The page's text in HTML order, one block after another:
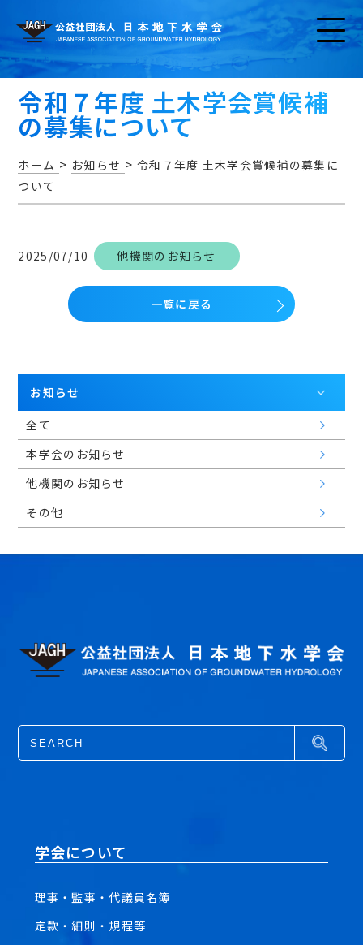
お知らせ
アクセス・問い合わせ
日本語
令和７年度 土木学会賞候補
の募集について
ホーム > お知らせ >令和７年度 土木学会賞候補の募集に
ついて
2025/07/10 他機関のお知らせ
一覧に戻る
お知らせ
全て
本学会のお知らせ
他機関のお知らせ
その他
学会について
理事・監事・代議員名簿
定款・細則・規程等